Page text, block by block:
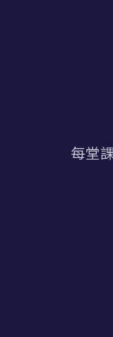
每堂